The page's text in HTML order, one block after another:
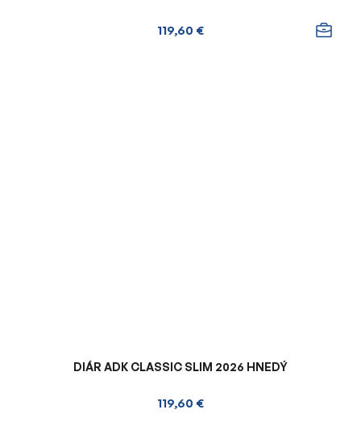
119,60 €
DIÁR ADK CLASSIC SLIM 2026 HNEDÝ
119,60 €